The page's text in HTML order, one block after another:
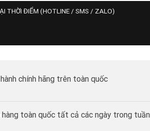
THỜI ĐIỂM (HOTLINE / SMS / ZALO)
chính hãng trên toàn quốc
hàng toàn quốc tất cả các ngày trong tuần